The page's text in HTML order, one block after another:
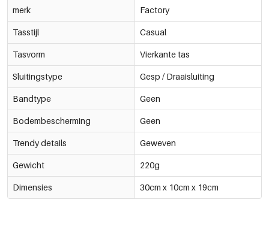
merk Factory
Tasstijl Casual
Tasvorm Vierkante tas
Sluitingstype Gesp / Draaisluiting
Bandtype Geen
Bodembescherming Geen
Trendy details Geweven
Gewicht 220g
Dimensies 30cm x 10cm x 19cm